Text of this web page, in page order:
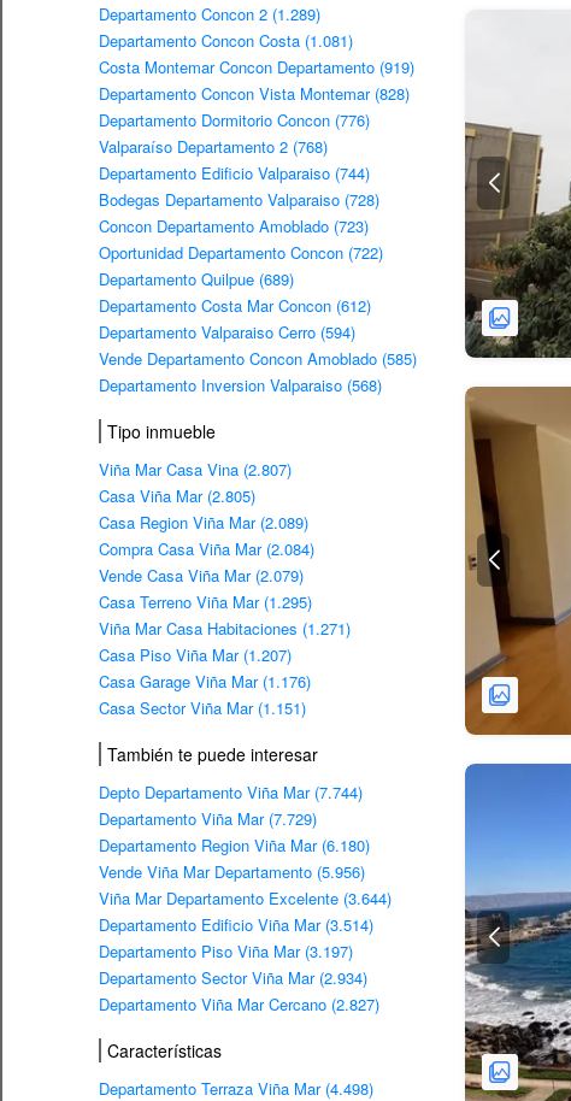
Departamento Concon 2 (1.289)
Departamento Concon Costa (1.081)
Costa Montemar Concon Departamento (919)
Departamento Concon Vista Montemar (828)
Departamento Dormitorio Concon (776)
Valparaíso Departamento 2 (768)
Departamento Edificio Valparaiso (744)
Bodegas Departamento Valparaiso (728)
Concon Departamento Amoblado (723)
Oportunidad Departamento Concon (722)
Departamento Quilpue (689)
Departamento Costa Mar Concon (612)
Departamento Valparaiso Cerro (594)
Vende Departamento Concon Amoblado (585)
Departamento Inversion Valparaiso (568)
Tipo inmueble
Viña Mar Casa Vina (2.807)
Casa Viña Mar (2.805)
Casa Region Viña Mar (2.089)
Compra Casa Viña Mar (2.084)
Vende Casa Viña Mar (2.079)
Casa Terreno Viña Mar (1.295)
Viña Mar Casa Habitaciones (1.271)
Casa Piso Viña Mar (1.207)
Casa Garage Viña Mar (1.176)
Casa Sector Viña Mar (1.151)
También te puede interesar
Depto Departamento Viña Mar (7.744)
Departamento Viña Mar (7.729)
Departamento Region Viña Mar (6.180)
Vende Viña Mar Departamento (5.956)
Viña Mar Departamento Excelente (3.644)
Departamento Edificio Viña Mar (3.514)
Departamento Piso Viña Mar (3.197)
Departamento Sector Viña Mar (2.934)
Departamento Viña Mar Cercano (2.827)
Características
Departamento Terraza Viña Mar (4.498)